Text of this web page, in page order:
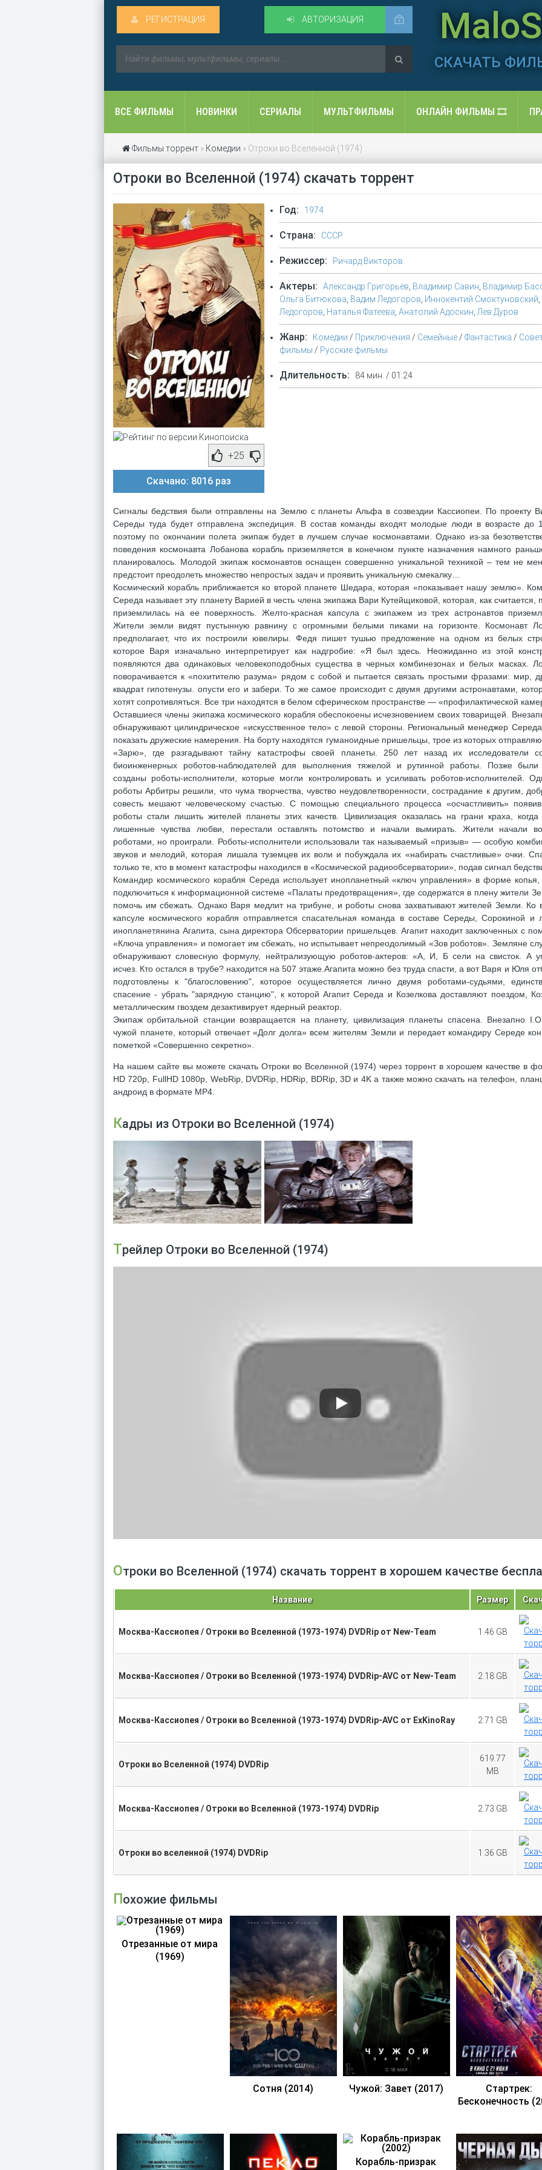
СКАЧАТЬ
АВТОРИЗАЦИЯ
РЕГИСТРАЦИЯ
ВСЕ ФИЛЬМЫ НОВИНКИ СЕРИАЛЫ МУЛЬТФИЛЬМЫ ОНЛАЙН ФИЛЬМЫ 🎞️
Фильмы торрент » Комедии » Отроки во Вселенной (1974)
Отроки во Вселенной (1974) скачать торрент
+25
Скачано: 8016 раз
Год: 1974
Страна: СССР
Режиссер: Ричард Викторов
Актеры: Александр Григорьев, Владимир Савин, Владимир
Ольга Битюкова, Вадим Ледогоров, Иннокентий Смоктуновский,
Ледогоров, Наталья Фатеева, Анатолий Адоскин, Лев Дуров
Жанр: Комедии / Приключения / Семейные/ Фантастика /
фильмы / Русские фильмы
Длительность: 84 мин. / 01:24
Сигналы бедствия были отправлены на Землю с планеты Альфа в созвездии Кассиопеи. По проекту
Середы туда будет отправлена ​​экспедиция. В состав команды входят молодые люди в возрасте до
поэтому по окончании полета экипаж будет в лучшем случае космонавтами. Однако из-за
поведения космонавта Лобанова корабль приземляется в конечном пункте назначения намного
планировалось. Молодой экипаж космонавтов оснащен совершенно уникальной техникой – тем не
предстоит преодолеть множество непростых задач и проявить уникальную смекалку…
Космический корабль приближается ко второй планете Шедара, которая «показывает нашу землю».
Середа называет эту планету Варией в честь члена экипажа Вари Кутейщиковой, которая, как считается,
приземлилась на ее поверхность. Желто-красная капсула с экипажем из трех астронавтов
Жители земли видят пустынную равнину с огромными белыми пиками на горизонте. Космонавт
предполагает, что их построили ювелиры. Федя пишет тушью предложение на одном из белых
которое Варя изначально интерпретирует как надгробие: «Я был здесь. Неожиданно из этой
появляются два одинаковых человекоподобных существа в черных комбинезонах и белых масках.
поворачивается к «похитителю разума» рядом с собой и пытается связать простыми фразами: мир,
квадрат гипотенузы. опусти его и забери. То же самое происходит с двумя другими астронавтами,
хотят сопротивляться. Все три находятся в белом сферическом пространстве — «профилактической
Оставшиеся члены экипажа космического корабля обеспокоены исчезновением своих товарищей.
обнаруживают цилиндрическое «искусственное тело» с левой стороны. Региональный менеджер
показать дружеские намерения. На борту находятся гуманоидные пришельцы, трое из которых
«Зарю», где разгадывают тайну катастрофы своей планеты. 250 лет назад их исследователи
биоинженерных роботов-наблюдателей для выполнения тяжелой и рутинной работы. Позже были
созданы роботы-исполнители, которые могли контролировать и усиливать роботов-исполнителей.
роботы Арбитры решили, что чума творчества, чувство неудовлетворенности, сострадание к другим,
совесть мешают человеческому счастью. С помощью специального процесса «осчастливить»
роботы стали лишить жителей планеты этих качеств. Цивилизация оказалась на грани краха,
лишенные чувства любви, перестали оставлять потомство и начали вымирать. Жители начали
роботами, но проиграли. Роботы-исполнители использовали так называемый «призыв» — особую
звуков и мелодий, которая лишала туземцев их воли и побуждала их «набирать счастливые» очки.
только те, кто в момент катастрофы находился в «Космической радиообсерватории», подав сигнал
Командир космического корабля Середа использует инопланетный «ключ управления» в форме
подключиться к информационной системе «Палаты предотвращения», где содержатся в плену жители
помочь им сбежать. Однако Варя медлит на трибуне, и роботы снова захватывают жителей Земли. Ко
капсуле космического корабля отправляется спасательная команда в составе Середы, Сорокиной и
инопланетянина Агапита, сына директора Обсерватории пришельцев. Агапит находит заключенных с
«Ключа управления» и помогает им сбежать, но испытывает непреодолимый «Зов роботов». Земляне
обнаруживают словесную формулу, нейтрализующую роботов-актеров: «А, И, Б сели на свисток. А
исчез. Кто остался в трубе? находится на 507 этаже.Агапита можно без труда спасти, а вот Варя и Юля
подготовлены к "благословению", которое осуществляется лично двумя роботами-судьями,
спасение - убрать "зарядную станцию", к которой Агапит Середа и Козелкова доставляют поездом,
металлическим гвоздем дезактивирует ядерный реактор.
Экипаж орбитальной станции возвращается на планету, цивилизация планеты спасена. Внезапно
чужой планете, который отвечает «Долг долга» всем жителям Земли и передает командиру Середе
пометкой «Совершенно секретно».
На нашем сайте вы можете скачать Отроки во Вселенной (1974) через торрент в хорошем качестве в
HD 720p, FullHD 1080p, WebRip, DVDRip, HDRip, BDRip, 3D и 4K а также можно скачать на телефон,
андроид в формате MP4.
Кадры из Отроки во Вселенной (1974)
Трейлер Отроки во Вселенной (1974)
Отроки во Вселенной (1974) скачать торрент в хорошем качестве
Название Размер
Москва-Кассиопея / Отроки во Вселенной (1973-1974) DVDRip от New-Team 1.46 GB
Москва-Кассиопея / Отроки во Вселенной (1973-1974) DVDRip-AVC от New-Team 2.18 GB
Москва-Кассиопея / Отроки во Вселенной (1973-1974) DVDRip-AVC от ExKinoRay 2.71 GB
Отроки во Вселенной (1974) DVDRip
619.77
MB
Москва-Кассиопея / Отроки во Вселенной (1973-1974) DVDRip 2.73 GB
Отроки во вселенной (1974) DVDRip 1.36 GB
Похожие фильмы
Отрезанные от мира
(1969)
Сотня (2014) Чужой: Завет (2017)
Стартрек:
Бесконечность
Корабль-призрак